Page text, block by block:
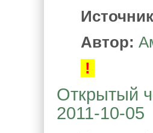
Автор:
!
Открытый
2011-10-05